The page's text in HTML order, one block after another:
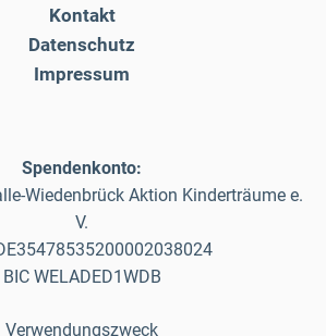
Kontakt
Datenschutz
Impressum
Spendenkonto:
Wiedenbrück Aktion Kinderträume e.
V.
BIC WELADED1WDB
Verwendungszweck